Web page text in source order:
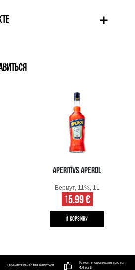
APERITĪVS APEROL
Вермут, 11%, 1L
15.99 €
B КОРЗИНУ
Гарантия качества напитков
Клиенты оценивают нас на
4,6 из 5